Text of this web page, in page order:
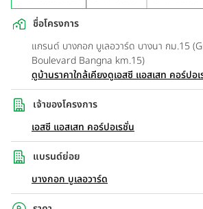
ชื่อโครงการ
แกรนด์ บางกอก บูเลอวาร์ด บางนา กม.15
Boulevard Bangna km.15)
ดูบ้านราคาใกล้เคียงดูเอสซี แอสเสท คอร์ปอ
เจ้าของโครงการ
เอสซี แอสเสท คอร์ปอเรชั่น
แบรนด์ย่อย
บางกอก บูเลอวาร์ด